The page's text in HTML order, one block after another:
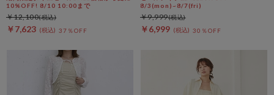
10%OFF! 8/10 10:00まで
￥7,623 37％OFF
￥12,100
8/3(mon)~8/7(fri)
￥6,999 30％OFF
￥9,999